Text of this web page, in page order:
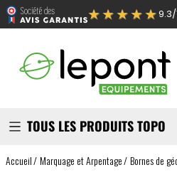
★★★★★9.3/
TOUS LES PRODUITS TOPO
Accueil Marquage et Arpentage Bornes de